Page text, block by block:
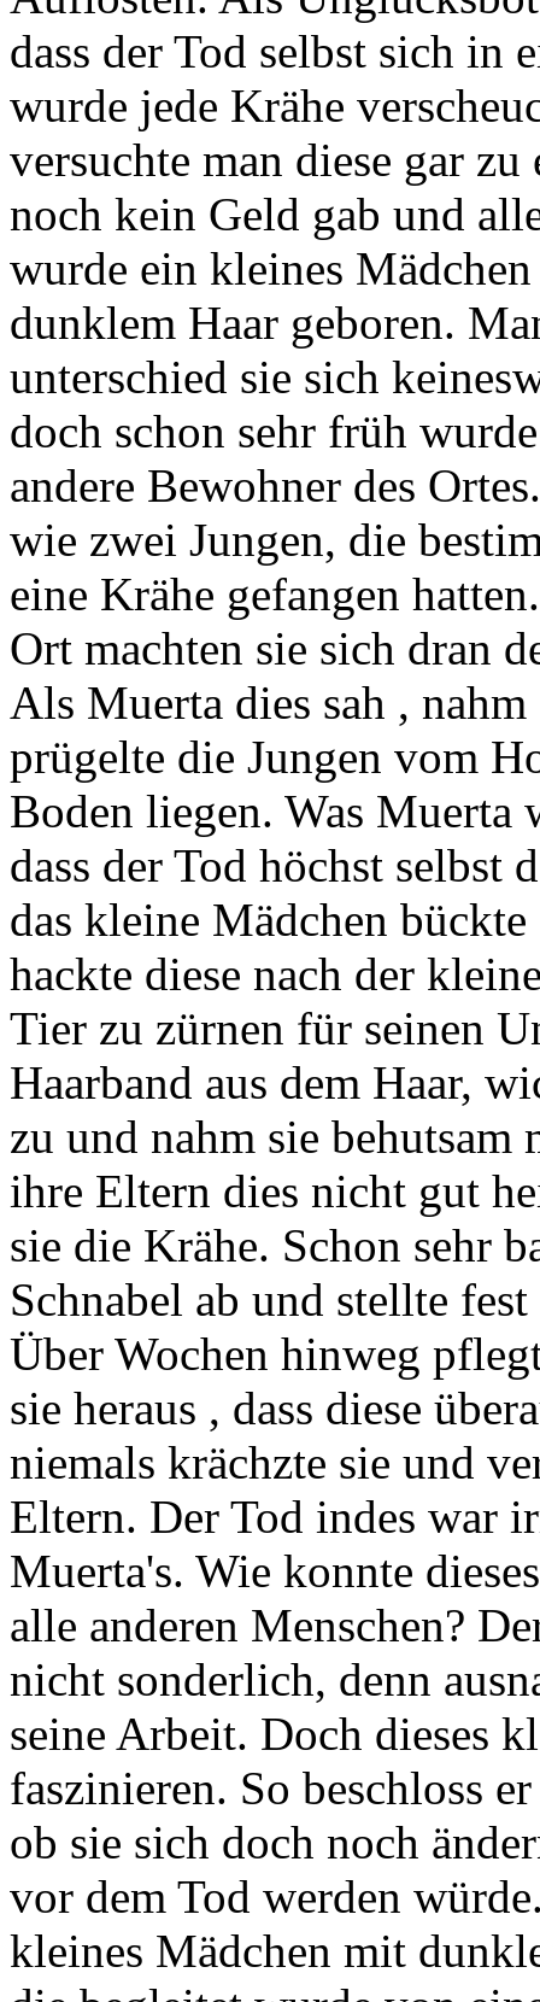
dass der Tod selbst sich in
wurde jede Krähe
versuchte man diese gar
noch kein Geld gab und
wurde ein kleines
dunklem Haar geboren.
unterschied sie sich
doch schon sehr früh
andere Bewohner des
wie zwei Jungen, die
eine Krähe gefangen
Ort machten sie sich dran
Als Muerta dies sah ,
prügelte die Jungen vom
Boden liegen. Was Muerta
dass der Tod höchst selbst
das kleine Mädchen
hackte diese nach der
Tier zu zürnen für seinen
Haarband aus dem Haar,
zu und nahm sie behutsam
ihre Eltern dies nicht gut
sie die Krähe. Schon sehr
Schnabel ab und stellte
Über Wochen hinweg
sie heraus , dass diese
niemals krächzte sie und
Eltern. Der Tod indes war
Muerta's. Wie konnte
alle anderen Menschen?
nicht sonderlich, denn
seine Arbeit. Doch dieses
faszinieren. So beschloss
ob sie sich doch noch
vor dem Tod werden
kleines Mädchen mit